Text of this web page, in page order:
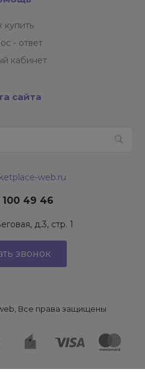
купить
- ответ
кабинет
сайта
web.ru
49 46
д.3, стр. 1
звонок
Все права защищены